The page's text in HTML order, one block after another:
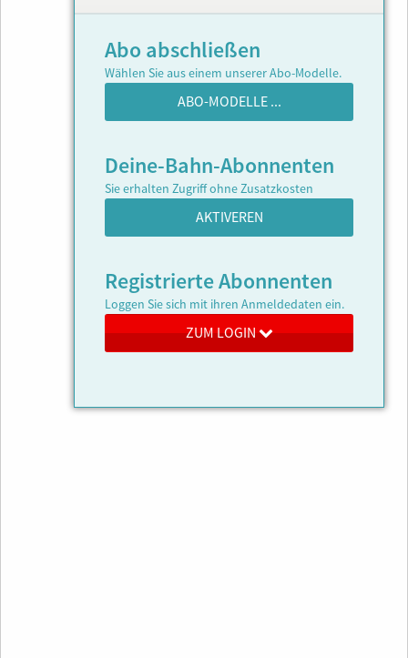
Abo abschließen
Wählen Sie aus einem unserer Abo-Modelle.
ABO-MODELLE ...
Deine-Bahn-Abonnenten
Sie erhalten Zugriff ohne Zusatzkosten
AKTIVEREN
Registrierte Abonnenten
Loggen Sie sich mit ihren Anmeldedaten ein.
ZUM LOGIN